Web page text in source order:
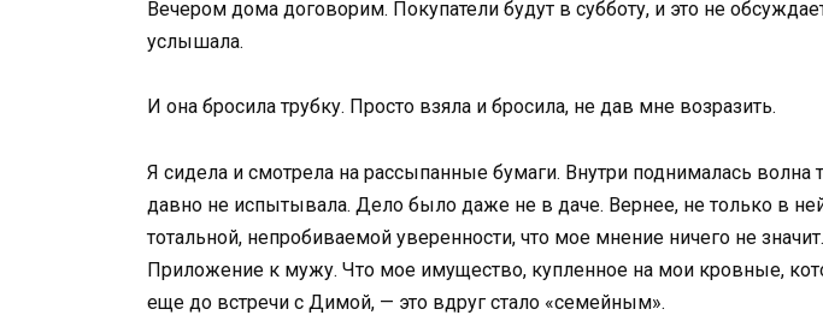
Вечером дома договорим. Покупатели будут в субботу, и это не
услышала.
И она бросила трубку. Просто взяла и бросила, не дав мне возразить.
Я сидела и смотрела на рассыпанные бумаги. Внутри поднималась волна
давно не испытывала. Дело было даже не в даче. Вернее, не только в
тотальной, непробиваемой уверенности, что мое мнение ничего не
Приложение к мужу. Что мое имущество, купленное на мои кровные,
еще до встречи с Димой, — это вдруг стало «семейным».